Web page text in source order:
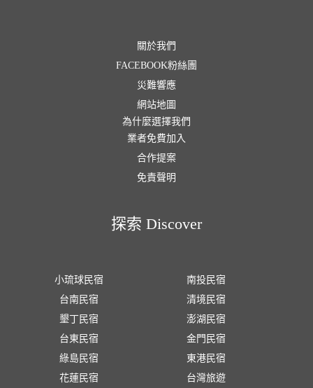
關於我們
FACEBOOK粉絲團
災難響應
網站地圖
為什麼選擇我們
業者免費加入
合作提案
免責聲明
探索 Discover
小琉球民宿
台南民宿
墾丁民宿
台東民宿
綠島民宿
花蓮民宿
南投民宿
清境民宿
澎湖民宿
金門民宿
東港民宿
台灣旅遊